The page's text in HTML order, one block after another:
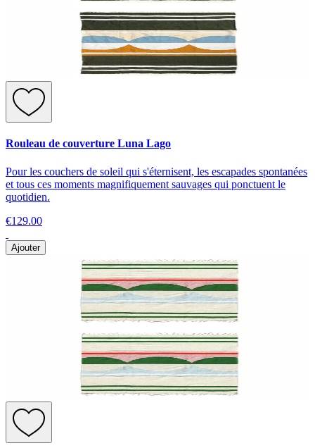
Rouleau de couverture Luna Lago
Pour les couchers de soleil qui s'éternisent, les escapades spontanées
et tous ces moments magnifiquement sauvages qui ponctuent le
quotidien.
€129.00
Ajouter